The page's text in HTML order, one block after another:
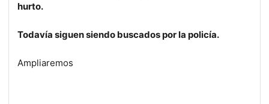
hurto.
Todavía siguen siendo buscados por la policía.
Ampliaremos